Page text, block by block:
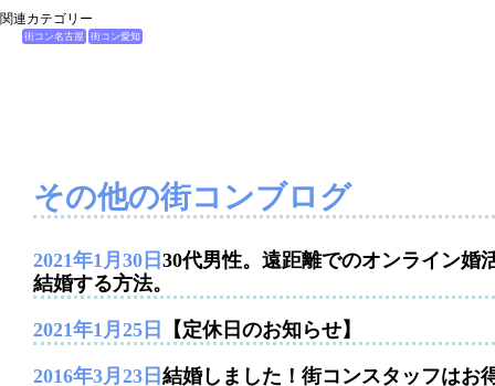
関連カテゴリー
街コン名古屋 街コン愛知
その他の街コンブログ
2021年1月30日 30代男性。遠距離でのオンライン婚
結婚する方法。
2021年1月25日 【定休日のお知らせ】
2016年3月23日 結婚しました！街コンスタッフはお